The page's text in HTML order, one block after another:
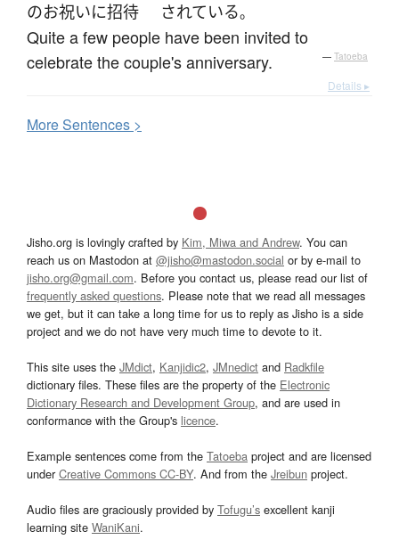
のお祝いに招待 されている。
Quite a few people have been invited to
celebrate the couple's anniversary.
— Tatoeba
Details ▸
MoreSentences >
Jisho.org is lovingly crafted by Kim, Miwa and Andrew. You can
reach us on Mastodon at @jisho@mastodon.social or by e-mail to
jisho.org@gmail.com. Before you contact us, please read our list of
frequently asked questions. Please note that we read all messages
we get, but it can take a long time for us to reply as Jisho is a side
project and we do not have very much time to devote to it.
This site uses the JMdict, Kanjidic2, JMnedict and Radkfile
dictionary files. These files are the property of the Electronic
Dictionary Research and Development Group, and are used in
conformance with the Group's licence.
Example sentences come from the Tatoeba project and are licensed
underCreative Commons CC-BY. And from the Jreibun project.
Audio files are graciously provided by Tofugu’s excellent kanji
learning site WaniKani.